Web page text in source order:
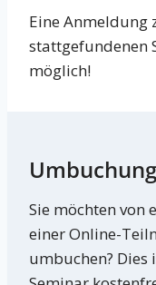
Eine Anmeldung
stattgefundenen
möglich!
Sie möchten von
einer Online-
umbuchen? Dies